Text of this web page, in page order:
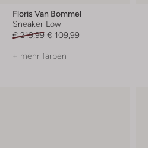
Floris Van Bommel
Sneaker Low
€ 219,99 € 109,99
+ mehr farben